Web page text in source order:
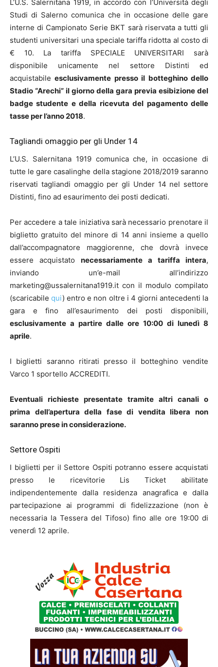
L’U.S. Salernitana 1919, in accordo con l’Università degli
Studi di Salerno comunica che in occasione delle gare
interne di Campionato Serie BKT sarà riservata a tutti gli
studenti universitari una speciale tariffa ridotta al costo di
€ 10. La tariffa SPECIALE UNIVERSITARI sarà
disponibile unicamente nel settore Distinti ed
acquistabileesclusivamente presso il botteghino dello
Stadio “Arechi” il giorno della gara previa esibizione del
badge studente e della ricevuta del pagamento delle
tasse per l’anno 2018.
Tagliandi omaggio per gli Under 14
L’U.S. Salernitana 1919 comunica che, in occasione di
tutte le gare casalinghe della stagione 2018/2019 saranno
riservati tagliandi omaggio per gli Under 14 nel settore
Distinti, fino ad esaurimento dei posti dedicati.
Per accedere a tale iniziativa sarà necessario prenotare il
biglietto gratuito del minore di 14 anni insieme a quello
dall’accompagnatore maggiorenne, che dovrà invece
essere acquistato necessariamente a tariffa intera,
inviando un’e-mail all’indirizzo
marketing@ussalernitana1919.it con il modulo compilato
(scaricabilequi) entro e non oltre i 4 giorni antecedenti la
gara e fino all’esaurimento dei posti disponibili,
esclusivamente a partire dalle ore 10:00 di lunedì 8
aprile.
I biglietti saranno ritirati presso il botteghino vendite
Varco 1 sportello ACCREDITI.
Eventuali richieste presentate tramite altri canali o
prima dell’apertura della fase di vendita libera non
saranno prese in considerazione.
Settore Ospiti
I biglietti per il Settore Ospiti potranno essere acquistati
presso le ricevitorie Lis Ticket abilitate
indipendentemente dalla residenza anagrafica e dalla
partecipazione ai programmi di fidelizzazione (non è
necessaria la Tessera del Tifoso) fino alle ore 19:00 di
venerdì 12 aprile.